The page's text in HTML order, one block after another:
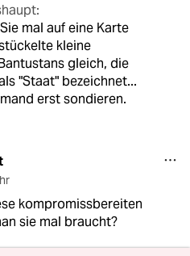
mal auf eine Karte
kleine
gleich, die
"Staat" bezeichnet...
erst sondieren.
kompromissbereiten
sie mal braucht?